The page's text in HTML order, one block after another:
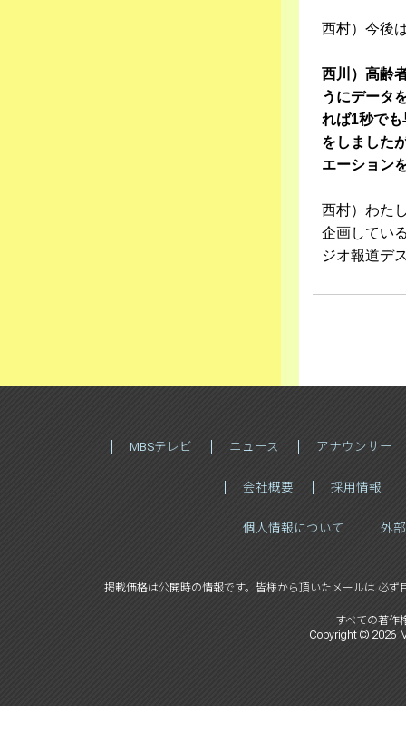
西村）今後
西川）高齢
うにデータ
れば1秒で
をしました
エーション
西村）わた
企画してい
ジオ報道デ
MBSテレビ ニュース アナウンサー
会社概要 採用情報
個人情報について 外
掲載価格は公開時の情報です。皆様から頂いたメールは 必ず
すべての著作
Copyright © 2026